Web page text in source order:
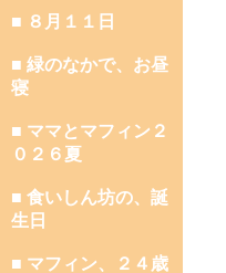
■ ８月１１日
■ 緑のなかで、お昼
寝
■ ママとマフィン２
０２６夏
■ 食いしん坊の、誕
生日
■ マフィン、２４歳